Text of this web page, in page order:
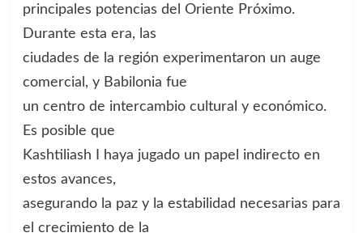
principales potencias del Oriente Próximo.
Durante esta era, las
ciudades de la región experimentaron un auge
comercial, y Babilonia fue
un centro de intercambio cultural y económico.
Es posible que
Kashtiliash I haya jugado un papel indirecto en
estos avances,
asegurando la paz y la estabilidad necesarias para
el crecimiento de la